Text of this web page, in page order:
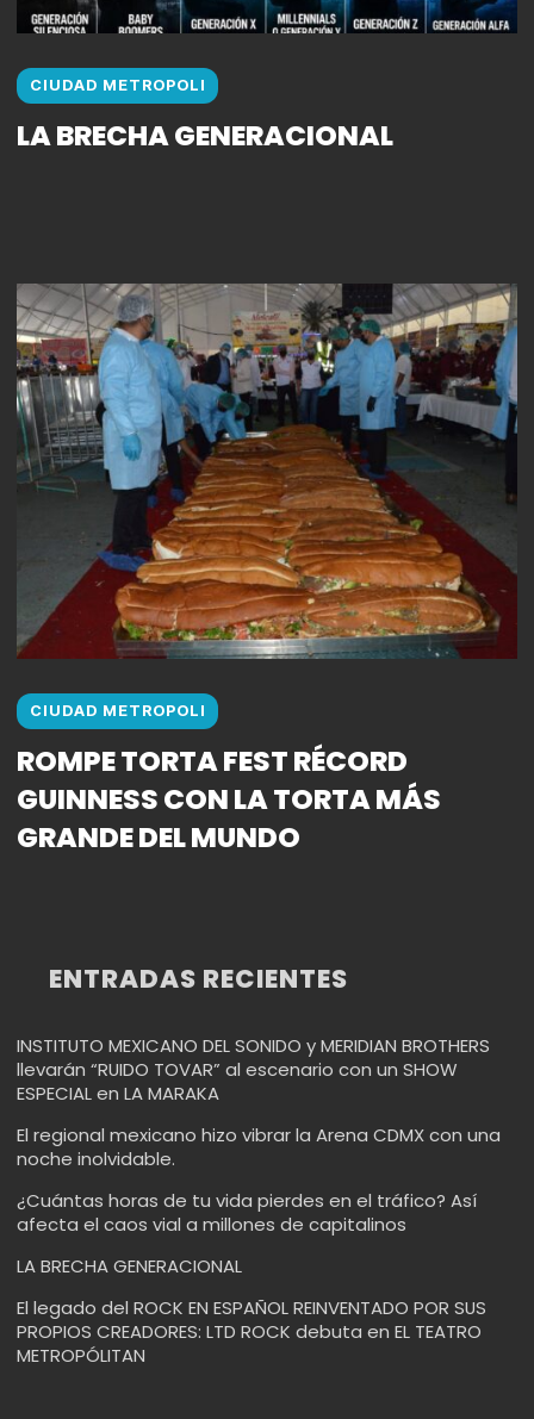
CIUDAD METROPOLI
LA BRECHA GENERACIONAL
CIUDAD METROPOLI
ROMPE TORTA FEST RÉCORD
GUINNESS CON LA TORTA MÁS
GRANDE DEL MUNDO
ENTRADAS RECIENTES
INSTITUTO MEXICANO DEL SONIDO y MERIDIAN BROTHERS
llevarán “RUIDO TOVAR” al escenario con un SHOW
ESPECIAL en LA MARAKA
El regional mexicano hizo vibrar la Arena CDMX con una
noche inolvidable.
¿Cuántas horas de tu vida pierdes en el tráfico? Así
afecta el caos vial a millones de capitalinos
LA BRECHA GENERACIONAL
El legado del ROCK EN ESPAÑOL REINVENTADO POR SUS
PROPIOS CREADORES: LTD ROCK debuta en EL TEATRO
METROPÓLITAN